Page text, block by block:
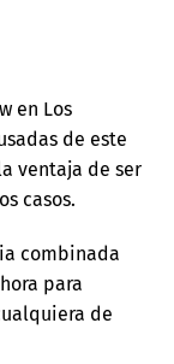
en Los
de este
ventaja de ser
casos.
combinada
para
de